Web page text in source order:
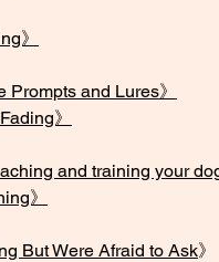
》
Prompts and Lures》
》
and training your dog
》
But Were Afraid to Ask》